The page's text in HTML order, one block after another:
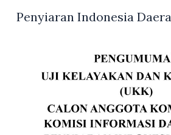
Penyiaran Indonesia